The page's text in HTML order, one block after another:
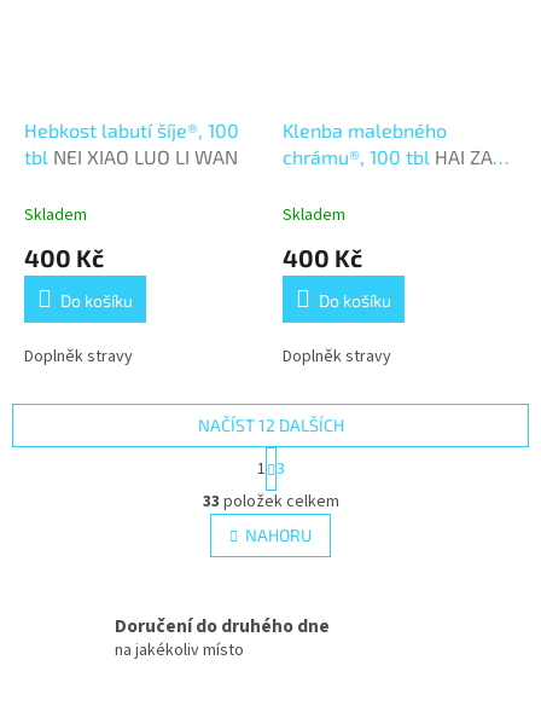
Hebkost labutí šíje®, 100
tbl NEI XIAO LUO LI WAN
Skladem
400 Kč
Do košíku
Doplněk stravy
Klenba malebného
chrámu®, 100 tbl HAI ZAO
Skladem
400 Kč
Do košíku
Doplněk stravy
O
v
l
á
c
NAČÍST 12 DALŠÍCH
t
r
á
n
k
á
1 3
33 položek celkem
NAHORU
Doručení do druhého dne
na jakékoliv místo